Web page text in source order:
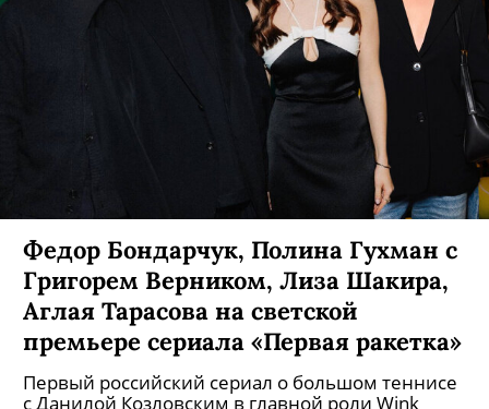
Федор Бондарчук, Полина Гухман с
Григорем Верником, Лиза Шакира,
Аглая Тарасова на светской
премьере сериала «Первая ракетка»
Первый российский сериал о большом теннисе
с Данилой Козловским в главной роли Wink